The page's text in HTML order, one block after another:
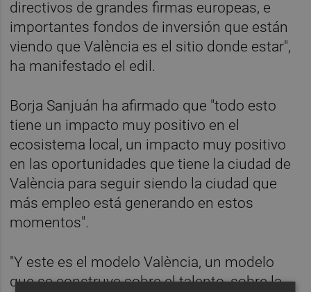
directivos de grandes firmas europeas, e
importantes fondos de inversión que están
viendo que València es el sitio donde estar",
ha manifestado el edil.
Borja Sanjuán ha afirmado que "todo esto
tiene un impacto muy positivo en el
ecosistema local, un impacto muy positivo
en las oportunidades que tiene la ciudad de
València para seguir siendo la ciudad que
más empleo está generando en estos
momentos".
"Y este es el modelo València, un modelo
que se construye sobre el talento, sobre la